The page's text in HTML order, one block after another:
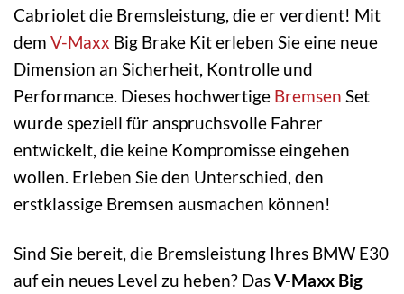
Cabriolet die Bremsleistung, die er verdient! Mit
dem V-Maxx Big Brake Kit erleben Sie eine neue
Dimension an Sicherheit, Kontrolle und
Performance. Dieses hochwertige Bremsen Set
wurde speziell für anspruchsvolle Fahrer
entwickelt, die keine Kompromisse eingehen
wollen. Erleben Sie den Unterschied, den
erstklassige Bremsen ausmachen können!
Sind Sie bereit, die Bremsleistung Ihres BMW E30
auf ein neues Level zu heben? DasV-Maxx Big